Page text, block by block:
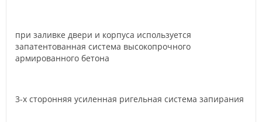
при заливке двери и корпуса используется
запатентованная система высокопрочного
армированного бетона
3-х сторонняя усиленная ригельная система запирания